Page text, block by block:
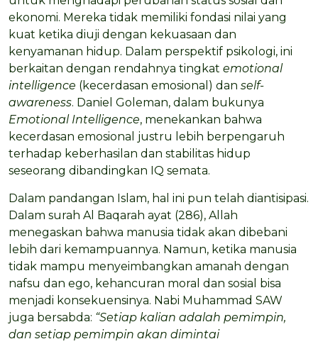
ekonomi. Mereka tidak memiliki fondasi nilai yang
kuat ketika diuji dengan kekuasaan dan
kenyamanan hidup. Dalam perspektif psikologi, ini
berkaitan dengan rendahnya tingkat emotional
intelligence (kecerdasan emosional) dan self-
awareness. Daniel Goleman, dalam bukunya
Emotional Intelligence, menekankan bahwa
kecerdasan emosional justru lebih berpengaruh
terhadap keberhasilan dan stabilitas hidup
seseorang dibandingkan IQ semata.
Dalam pandangan Islam, hal ini pun telah diantisipasi.
Dalam surah Al Baqarah ayat (286), Allah
menegaskan bahwa manusia tidak akan dibebani
lebih dari kemampuannya. Namun, ketika manusia
tidak mampu menyeimbangkan amanah dengan
nafsu dan ego, kehancuran moral dan sosial bisa
menjadi konsekuensinya. Nabi Muhammad SAW
juga bersabda: “Setiap kalian adalah pemimpin,
dan setiap pemimpin akan dimintai